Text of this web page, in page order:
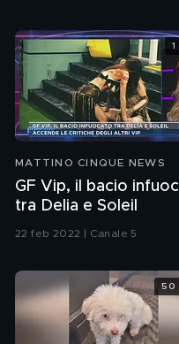
MATTINO CINQUE NEWS
GF Vip, il bacio
tra Delia e Soleil
22 feb 2022 | Canale 5
1
50